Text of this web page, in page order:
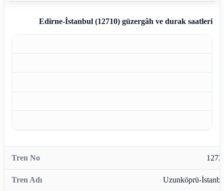
Edirne-İstanbul (12710)güzergâh ve durak saatleri
Uzunköprü-